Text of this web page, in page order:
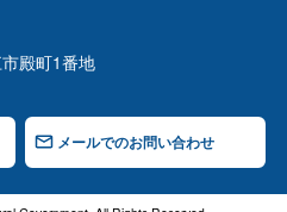
殿町1番地
メールでのお問い合わせ